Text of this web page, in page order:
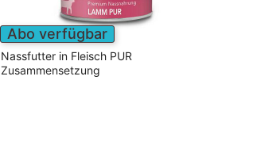
Abo verfügbar
Nassfutter in Fleisch PUR
Zusammensetzung